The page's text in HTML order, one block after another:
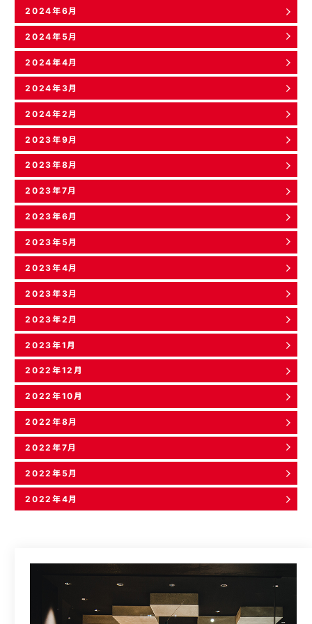
2024年6月
2024年5月
2024年4月
2024年3月
2024年2月
2023年9月
2023年8月
2023年7月
2023年6月
2023年5月
2023年4月
2023年3月
2023年2月
2023年1月
2022年12月
2022年10月
2022年8月
2022年7月
2022年5月
2022年4月